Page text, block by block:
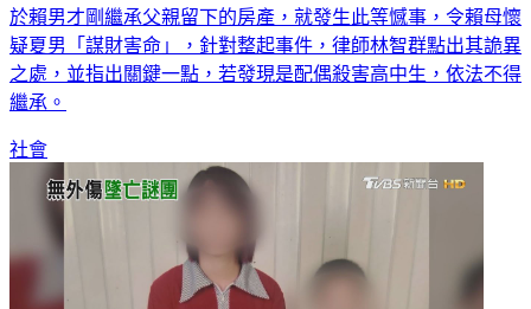
於賴男才剛繼承父親留下的房產，就發生此等憾事，令賴母懷
疑夏男「謀財害命」，針對整起事件，律師林智群點出其詭異
之處，並指出關鍵一點，若發現是配偶殺害高中生，依法不得
繼承。
社會